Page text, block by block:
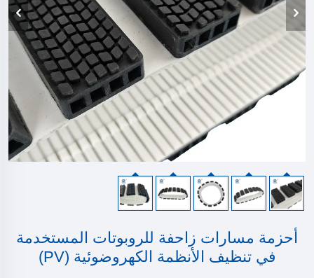
أحزمة مسارات زاحفة للروبوتات المستخدمة
في تنظيف الأنظمة الكهروضوئية (PV)